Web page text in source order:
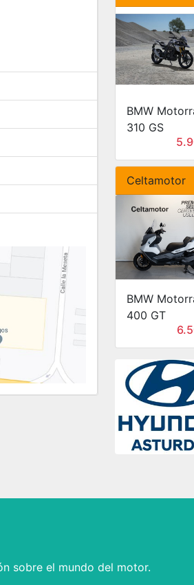
BMW
310 GS
Celtamotor
BMW
400 GT
sobre el mundo del motor.